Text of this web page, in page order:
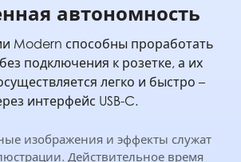
автономность
Modern способны проработать
подключения к розетке, а их
легко и быстро –
интерфейс USB-C.
изображения и эффекты служат
Действительное время